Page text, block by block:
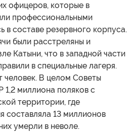
офицеров, которые в
профессиональными
в составе резервного корпуса.
были расстреляны и
Катыни, что в западной части
в специальные лагеря.
человек. В целом Советы
миллиона поляков с
территории, где
составляла 13 миллионов
умерли в неволе.